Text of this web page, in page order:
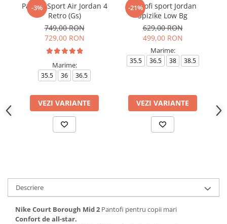
-3%
Pantofi Sport Air Jordan 4
Retro (Gs)
749,00 RON
729,00 RON
Marime:
35.5 36 36.5
VEZI VARIANTE
-21%
Pantofi sport Jordan
Spizike Low Bg
629,00 RON
499,00 RON
Marime:
35.5 36.5 38 38.5
VEZI VARIANTE
Descriere
Nike Court Borough Mid 2 Pantofi pentru copii mari
Confort de all-star.